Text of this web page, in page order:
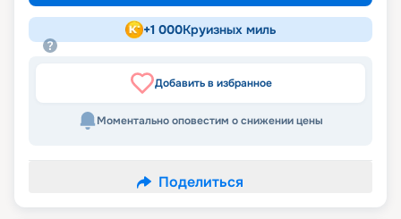
+1 000Круизных миль
Добавить в избранное
Моментально оповестим о снижении цены
Поделиться